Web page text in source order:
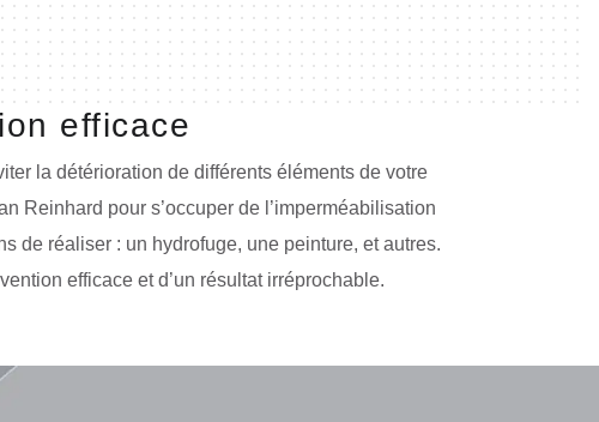
efficace
la détérioration de différents éléments de votre
Reinhard pour s’occuper de l’imperméabilisation
de réaliser : un hydrofuge, une peinture, et autres.
efficace et d’un résultat irréprochable.